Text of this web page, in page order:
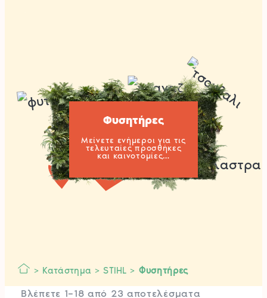
Φυσητήρες
Μείνετε ενήμεροι για τις
τελευταίες προσθήκες
και καινοτομίες…
> Κατάστημα >STIHL > Φυσητήρες
Βλέπετε 1–18 από 23 αποτελέσματα